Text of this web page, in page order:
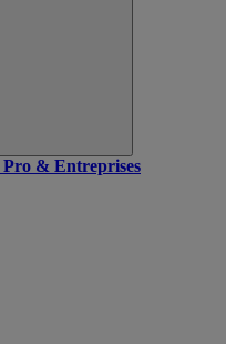
Pro & Entreprises